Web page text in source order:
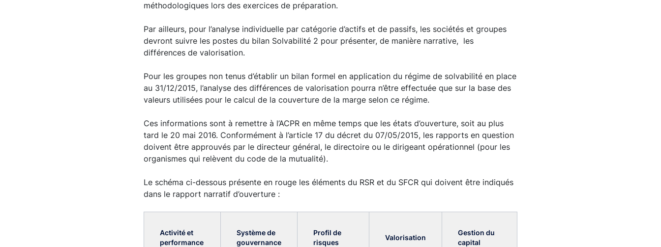
méthodologiques lors des exercices de préparation.
Par ailleurs, pour l’analyse individuelle par catégorie d’actifs et de passifs, les sociétés et groupes
devront suivre les postes du bilan Solvabilité 2 pour présenter, de manière narrative, les
différences de valorisation.
Pour les groupes non tenus d’établir un bilan formel en application du régime de solvabilité en place
au 31/12/2015, l’analyse des différences de valorisation pourra n’être effectuée que sur la base des
valeurs utilisées pour le calcul de la couverture de la marge selon ce régime.
Ces informations sont à remettre à l’ACPR en même temps que les états d’ouverture, soit au plus
tard le 20 mai 2016. Conformément à l’article 17 du décret du 07/05/2015, les rapports en question
doivent être approuvés par le directeur général, le directoire ou le dirigeant opérationnel (pour les
organismes qui relèvent du code de la mutualité).
Le schéma ci-dessous présente en rouge les éléments du RSR et du SFCR qui doivent être indiqués
dans le rapport narratif d’ouverture :
Activité et
performance
Système de
gouvernance
Profil de
risques
Valorisation
Gestion du
capital